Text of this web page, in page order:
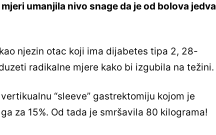
umanjila nivo snage da je od bolova jedva
njezin otac koji ima dijabetes tipa 2, 28-
radikalne mjere kako bi izgubila na težini.
“sleeve” gastrektomiju kojom je
za 15%. Od tada je smršavila 80 kilograma!